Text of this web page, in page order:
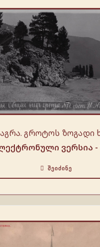
გროტოს ზოგადი
ვერსია -
ᲨᲔᲘᲫᲘᲜᲔ